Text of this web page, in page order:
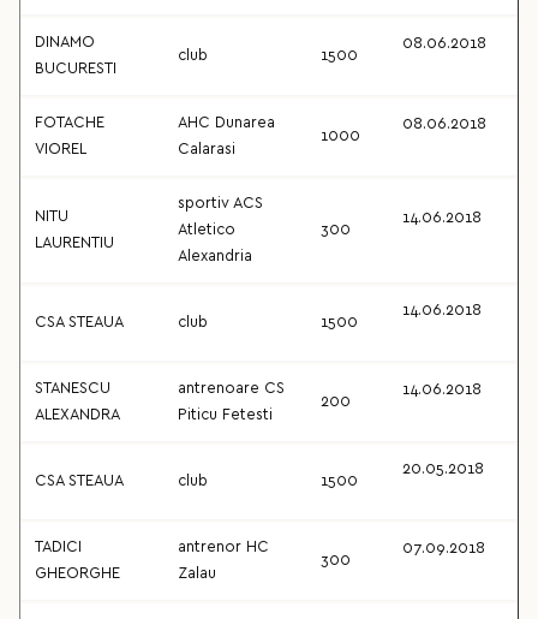
DINAMO
BUCURESTI
club 1500
08.06.2018
FOTACHE
VIOREL
AHC Dunarea
Calarasi
1000
08.06.2018
NITU
LAURENTIU
sportiv ACS
Atletico
Alexandria
300
14.06.2018
CSA STEAUA club 1500
14.06.2018
STANESCU
ALEXANDRA
antrenoare CS
Piticu Fetesti
200
14.06.2018
CSA STEAUA club 1500
20.05.2018
TADICI
GHEORGHE
antrenor HC
Zalau
300
07.09.2018